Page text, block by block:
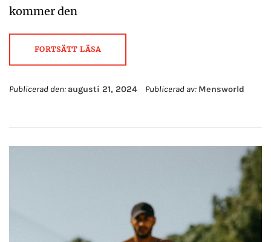
kommer den
FORTSÄTT LÄSA
Publicerad den: augusti 21, 2024 Publicerad av: Mensworld